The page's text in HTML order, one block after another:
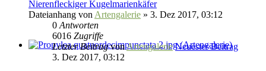
Nierenfleckiger Kugelmarienkäfer
Dateianhang von Artengalerie » 3. Dez 2017, 03:12
0 Antworten
6016 Zugriffe
Letzter BeitragvonArtengalerie Neuester Beitrag
3. Dez 2017, 03:12